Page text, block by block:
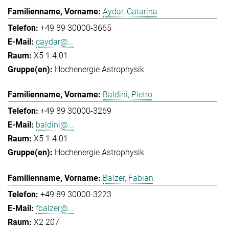
Aydar, Catarina
+49 89 30000-3665
caydar@...
X5 1.4.01
Hochenergie Astrophysik
Baldini, Pietro
+49 89 30000-3269
baldini@...
X5 1.4.01
Hochenergie Astrophysik
Balzer, Fabian
+49 89 30000-3223
fbalzer@...
X2 207